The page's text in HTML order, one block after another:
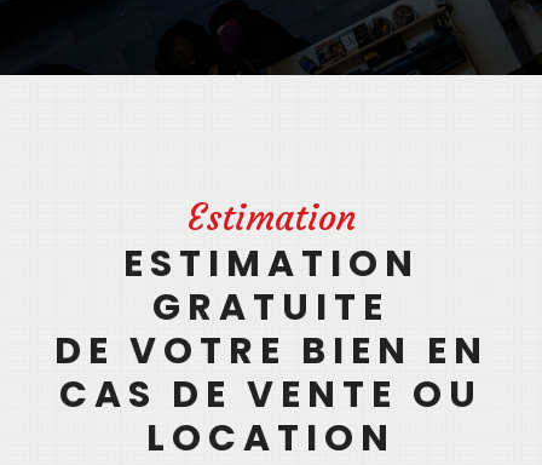
Estimation
ESTIMATION
GRATUITE
DE VOTRE BIEN EN
CAS DE VENTE OU
LOCATION